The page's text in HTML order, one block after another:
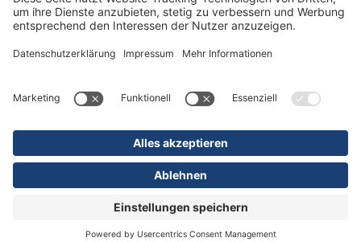
Ihre Gesundheit im Mittelpunkt -
Therapeutische Vielfalt in der DR.
ERLER REHA